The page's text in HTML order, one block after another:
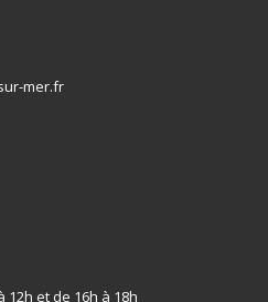
mer.fr
12h et de 16h à 18h